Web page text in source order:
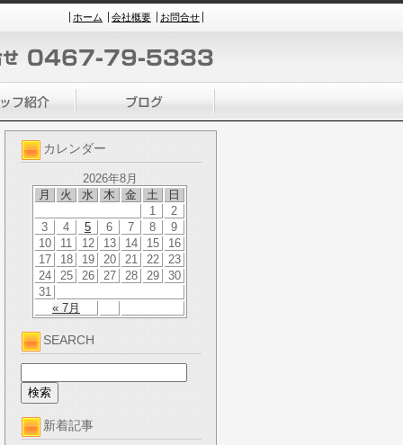
ホーム 会社概要 お問合せ
カレンダー
2026年8月
月
火 水 木 金 土 日
« 7月
1
2
3
4 5 6 7 8
9
10
11 12 13 14 15
16
17
18 19 20 21 22
23
24
25 26 27 28 29
30
31
SEARCH
新着記事